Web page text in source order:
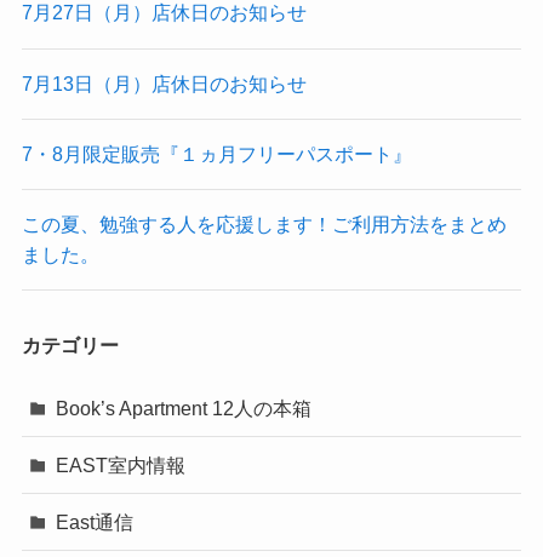
7月27日（月）店休日のお知らせ
7月13日（月）店休日のお知らせ
7・8月限定販売『１ヵ月フリーパスポート』
この夏、勉強する人を応援します！ご利用方法をまとめ
ました。
カテゴリー
Book’s Apartment 12人の本箱
EAST室内情報
East通信